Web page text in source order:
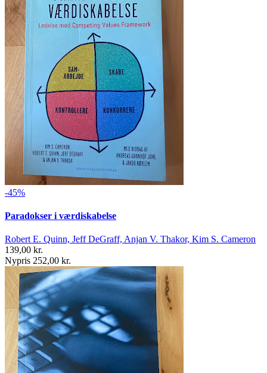
-45%
Paradokser i værdiskabelse
Robert E. Quinn, Jeff DeGraff, Anjan V. Thakor, Kim S. Cameron
139,00 kr.
Nypris 252,00 kr.